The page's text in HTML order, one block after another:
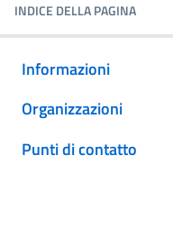
INDICE DELLA PAGINA
Informazioni
Organizzazioni
Punti di contatto